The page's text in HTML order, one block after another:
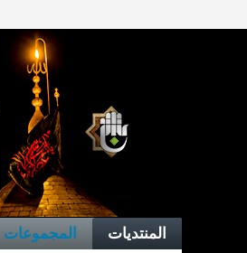
المنتديات المجموعات